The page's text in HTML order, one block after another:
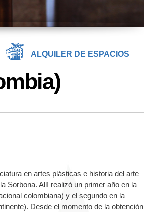
ALQUILER DE ESPACIOS
en artes plásticas e historia del arte
Sorbona. Allí realizó un primer año en la
colombiana) y el segundo en la
Desde el momento de la obtención